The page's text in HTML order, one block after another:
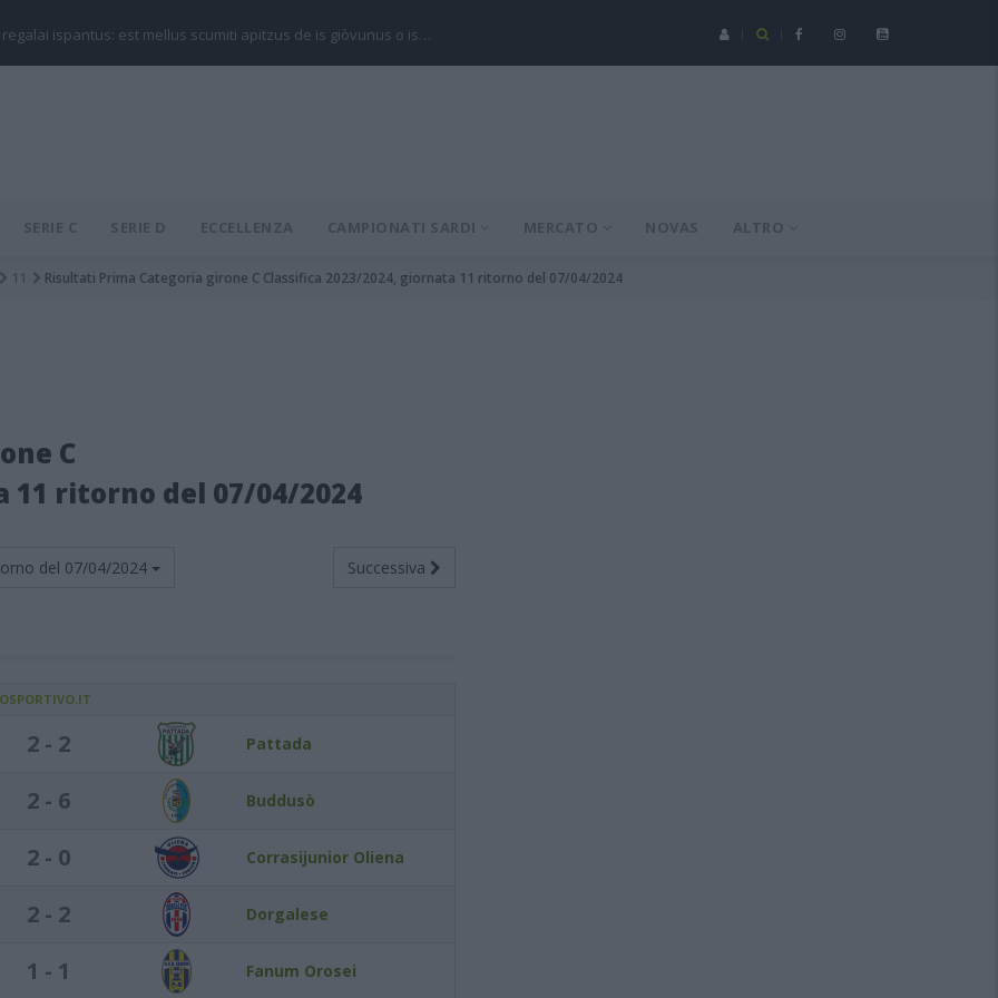
regalai ispantus: est mellus scumiti apitzus de is giòvunus o is… Serie C - Coppa Italia: Spezia-Torres posticipata a domenica 16
SERIE C SERIE D ECCELLENZA CAMPIONATI SARDI MERCATO NOVAS ALTRO
11 Risultati Prima Categoria girone C Classifica 2023/2024, giornata 11 ritorno del 07/04/2024
C
11 ritorno del 07/04/2024
del 07/04/2024 Successiva
2 - 2 Pattada
2 - 6 Buddusò
2 - 0 Corrasijunior Oliena
2 - 2 Dorgalese
1 - 1 Fanum Orosei